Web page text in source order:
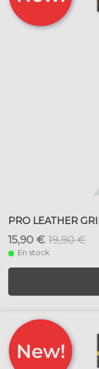
PRO LEATHER
15,90 € 19,90 €
En stock